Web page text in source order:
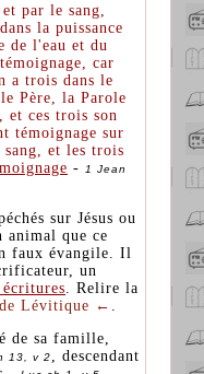
par le sang,
la puissance
de l'eau et du
car
a trois dans le
Père, la Parole
et ces trois son
témoignage sur
et les trois
-
1 Jean
sur Jésus ou
animal que ce
faux évangile. Il
un
. Relire la
Lévitique ←
de sa famille,
13, v 2
, descendant